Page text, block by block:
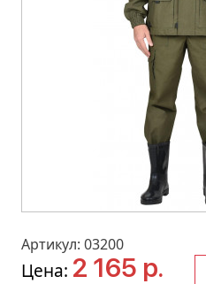
Артикул: 03200
Цена: 2 165 р.